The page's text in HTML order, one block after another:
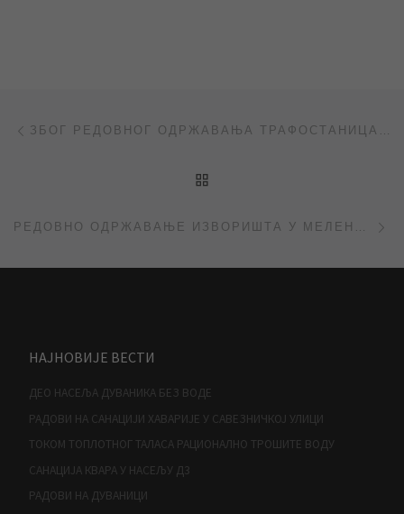
Post navigation ЗБОГ РЕДОВНОГ ОДРЖАВАЊА ТРАФОСТАНИЦА ПРЕКИД ВОДОСНАБДЕВАЊА У ГРАДУ
РЕДОВНО ОДРЖАВАЊЕ ИЗВОРИШТА У МЕЛЕНЦИМА
НАЈНОВИЈЕ ВЕСТИ
ДЕО НАСЕЉА ДУВАНИКА БЕЗ ВОДЕ
РАДОВИ НА САНАЦИЈИ ХАВАРИЈЕ У САВЕЗНИЧКОЈ УЛИЦИ
ТОКОМ ТОПЛОТНОГ ТАЛАСА РАЦИОНАЛНО ТРОШИТЕ ВОДУ
САНАЦИЈА КВАРА У НАСЕЉУ Д3
РАДОВИ НА ДУВАНИЦИ